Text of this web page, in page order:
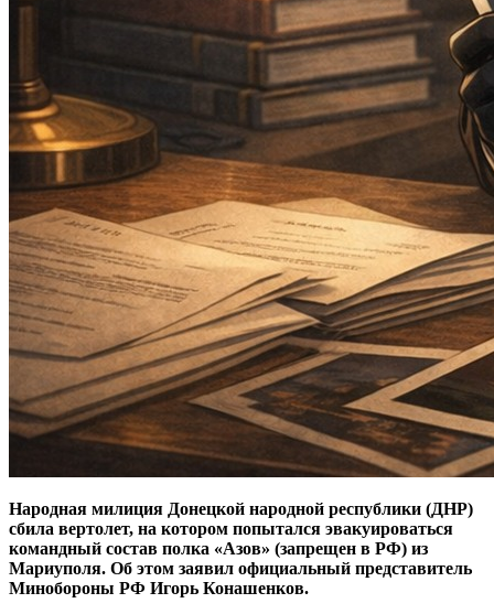
Народная милиция Донецкой народной республики (ДНР)
сбила вертолет, на котором попытался эвакуироваться
командный состав полка «Азов» (запрещен в РФ) из
Мариуполя. Об этом заявил официальный представитель
Минобороны РФ Игорь Конашенков.